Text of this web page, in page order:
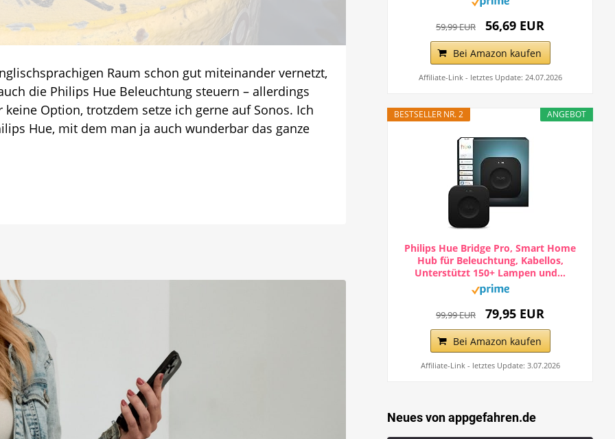
neue
Sonos
Lautsprecher
Raum schon gut miteinander vernetzt,
die Philips Hue Beleuchtung steuern – allerdings
Option, trotzdem setze ich gerne auf Sonos. Ich
Hue, mit dem man ja auch wunderbar das ganze
59,99 EUR 56,69 EUR
Bei Amazon kaufen
Affiliate-Link - letztes Update: 24.07.2026
ANGEBOT
BESTSELLER NR. 2
Philips Hue Bridge Pro, Smart Home
Hub für Beleuchtung, Kabellos,
Unterstützt 150+ Lampen und...
99,99 EUR 79,95 EUR
Bei Amazon kaufen
Affiliate-Link - letztes Update: 3.07.2026
Neues von appgefahren.de